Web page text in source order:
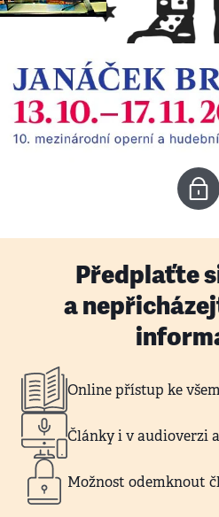
Předplaťte
a
Online přístup ke
Články i v audioverzi
Možnost odemknout